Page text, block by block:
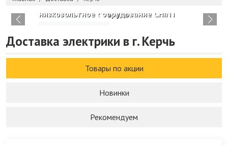
Новое поступление в каталоге:
низковольтное оборудование CHINT
Доставка электрики в г. Керчь
Товары по акции
Новинки
Рекомендуем